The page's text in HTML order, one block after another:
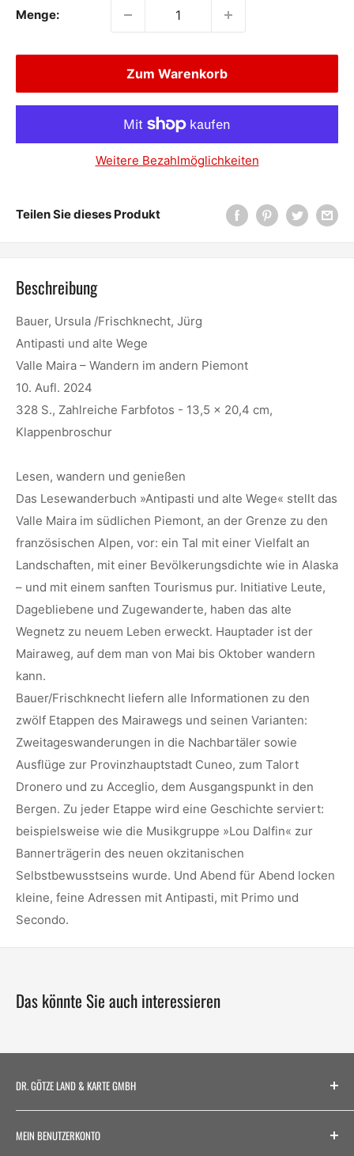
Menge:
Zum Warenkorb
Weitere Bezahlmöglichkeiten
Teilen Sie dieses Produkt
Beschreibung
Bauer, Ursula /Frischknecht, Jürg
Antipasti und alte Wege
Valle Maira – Wandern im andern Piemont
10. Aufl. 2024
328 S., Zahlreiche Farbfotos - 13,5 x 20,4 cm,
Klappenbroschur
Lesen, wandern und genießen
Das Lesewanderbuch »Antipasti und alte Wege« stellt das
Valle Maira im südlichen Piemont, an der Grenze zu den
französischen Alpen, vor: ein Tal mit einer Vielfalt an
Landschaften, mit einer Bevölkerungsdichte wie in Alaska
– und mit einem sanften Tourismus pur. Initiative Leute,
Dagebliebene und Zugewanderte, haben das alte
Wegnetz zu neuem Leben erweckt. Hauptader ist der
Mairaweg, auf dem man von Mai bis Oktober wandern
kann.
Bauer/Frischknecht liefern alle Informationen zu den
zwölf Etappen des Mairawegs und seinen Varianten:
Zweitageswanderungen in die Nachbartäler sowie
Ausflüge zur Provinzhauptstadt Cuneo, zum Talort
Dronero und zu Acceglio, dem Ausgangspunkt in den
Bergen. Zu jeder Etappe wird eine Geschichte serviert:
beispielsweise wie die Musikgruppe »Lou Dalfin« zur
Bannerträgerin des neuen okzitanischen
Selbstbewusstseins wurde. Und Abend für Abend locken
kleine, feine Adressen mit Antipasti, mit Primo und
Secondo.
Das könnte Sie auch interessieren
DR. GÖTZE LAND & KARTE GMBH
ADRESSE
Alstertor 14-18
MEIN BENUTZERKONTO